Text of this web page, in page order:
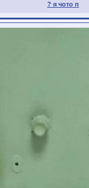
? я чото п